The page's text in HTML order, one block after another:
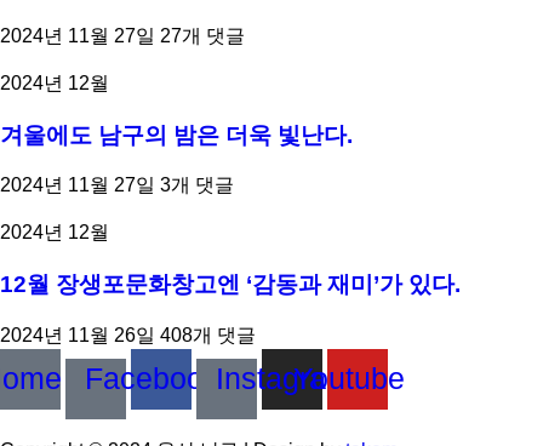
2024년 11월 27일 27개 댓글
2024년 12월
겨울에도 남구의 밤은 더욱 빛난다.
2024년 11월 27일 3개 댓글
2024년 12월
12월 장생포문화창고엔 ‘감동과 재미’가 있다.
2024년 11월 26일 408개 댓글
FacebookInstagram
Youtube